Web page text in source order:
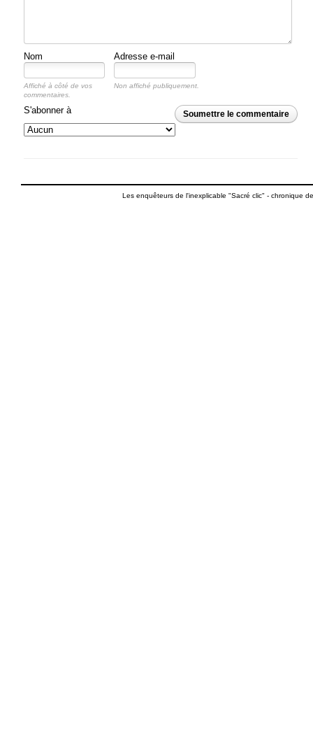
Nom Adresse e-mail
Affiché à côté de vos
commentaires.
Non affiché publiquement.
Soumettre le commentaire
S'abonner à
Les enquêteurs de l'inexplicable "Sacré clic" - chronique